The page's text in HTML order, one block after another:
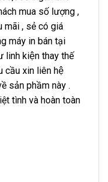
mua số lượng ,
mãi , sẻ có giá
máy in bán tại
linh kiện thay thế
cầu xin liên hệ
sản phầm này .
tình và hoàn toàn